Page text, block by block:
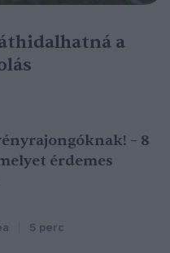
a
– 8
érdemes
5 perc